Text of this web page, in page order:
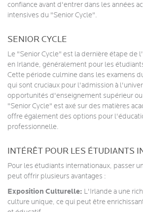
confiance avant d'entrer dans les années
intensives du "Senior Cycle".
SENIOR CYCLE
Le "Senior Cycle" est la dernière étape de
en Irlande, généralement pour les
Cette période culmine dans les examens
qui sont cruciaux pour l'admission à
opportunités d'enseignement supérieur
"Senior Cycle" est axé sur des matières
offre également des options pour
professionnelle.
INTÉRÊT POUR LES ÉTUDIANTS
Pour les étudiants internationaux, passer
peut offrir plusieurs avantages :
Exposition Culturelle: L'Irlande a une
culture unique, ce qui peut être